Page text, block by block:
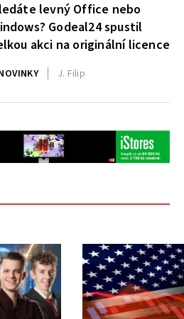
levný Office nebo
Godeal24 spustil
akci na originální licence
J. Filip